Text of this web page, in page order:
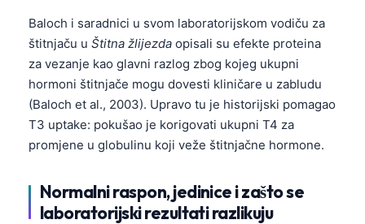
Baloch i saradnici u svom laboratorijskom vodiču za
štitnjaču u Štitna žlijezda opisali su efekte proteina
za vezanje kao glavni razlog zbog kojeg ukupni
hormoni štitnjače mogu dovesti kliničare u zabludu
(Baloch et al., 2003). Upravo tu je historijski pomagao
T3 uptake: pokušao je korigovati ukupni T4 za
promjene u globulinu koji veže štitnjačne hormone.
Normalni raspon, jedinice i zašto se
laboratorijski rezultati razlikuju